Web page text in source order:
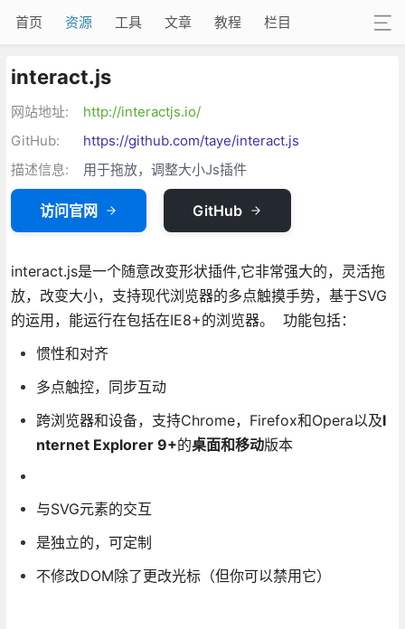
首页 资源 工具 文章 教程 栏目
interact.js
网站地址:
http://interactjs.io/
GitHub:
https://github.com/taye/interact.js
描述信息:
用于拖放，调整大小Js插件
访问官网 GitHub
interact.js是一个随意改变形状插件,它非常强大的，灵活拖
放，改变大小，支持现代浏览器的多点触摸手势，基于SVG
的运用，能运行在包括在IE8+的浏览器。 功能包括：
惯性和对齐
多点触控，同步互动
跨浏览器和设备，支持Chrome，Firefox和Opera以及I
nternet Explorer 9+的桌面和移动版本
与SVG元素的交互
是独立的，可定制
不修改DOM除了更改光标（但你可以禁用它）